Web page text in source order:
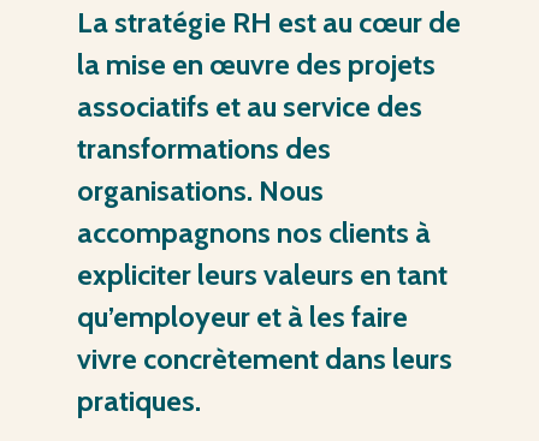
La stratégie RH est au cœur de
la mise en œuvre des projets
associatifs et au service des
transformations des
organisations. Nous
accompagnons nos clients à
expliciter leurs valeurs en tant
qu’employeur et à les faire
vivre concrètement dans leurs
pratiques.